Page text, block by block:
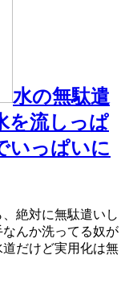
水の無駄遣
を流しっぱ
いっぱいに
絶対に無駄遣いし
んか洗ってる奴が
だけど実用化は無